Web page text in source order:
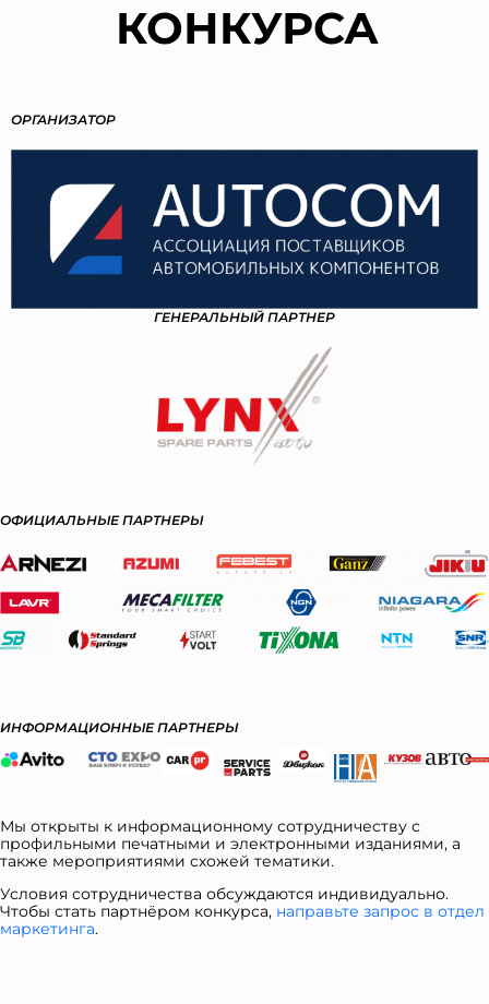
КОНКУРСА
ОРГАНИЗАТОР
ГЕНЕРАЛЬНЫЙ ПАРТНЕР
ОФИЦИАЛЬНЫЕ ПАРТНЕРЫ
ИНФОРМАЦИОННЫЕ ПАРТНЕРЫ
Мы открыты к информационному сотрудничеству с
профильными печатными и электронными изданиями, а
также мероприятиями схожей тематики.
Условия сотрудничества обсуждаются индивидуально.
Чтобы стать партнёром конкурса, направьте запрос в отдел
маркетинга.